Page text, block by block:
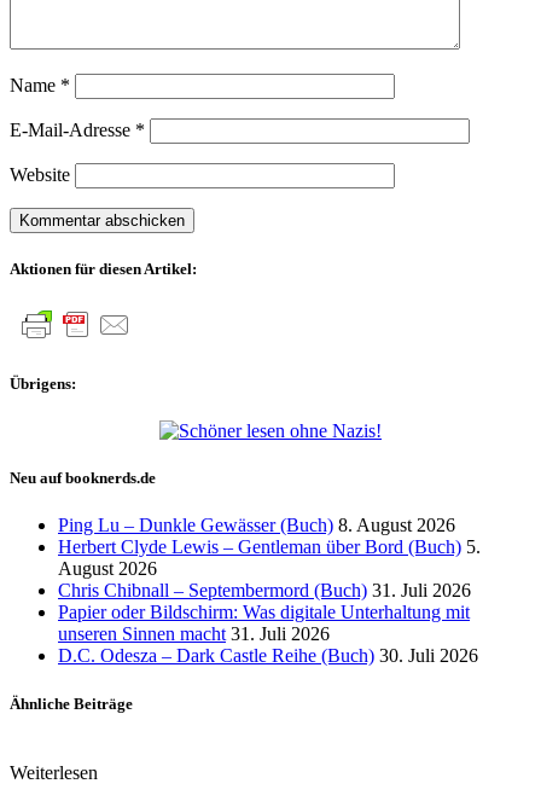
Name *
E-Mail-Adresse *
Website
Aktionen für diesen Artikel:
Übrigens:
Neu auf booknerds.de
Ping Lu – Dunkle Gewässer (Buch) 8. August 2026
Herbert Clyde Lewis – Gentleman über Bord (Buch) 5.
August 2026
Chris Chibnall – Septembermord (Buch) 31. Juli 2026
Papier oder Bildschirm: Was digitale Unterhaltung mit
unseren Sinnen macht 31. Juli 2026
D.C. Odesza – Dark Castle Reihe (Buch) 30. Juli 2026
Ähnliche Beiträge
Weiterlesen